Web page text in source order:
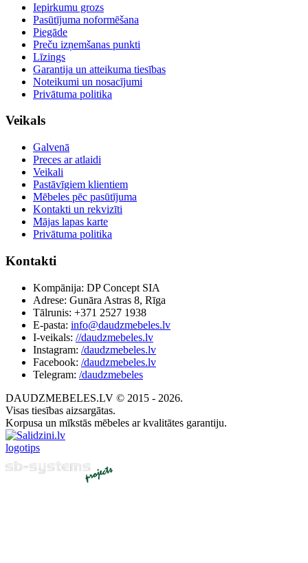
Iepirkumu grozs
Pasūtījuma noformēšana
Piegāde
Preču izņemšanas punkti
Līzings
Garantija un atteikuma tiesības
Noteikumi un nosacījumi
Privātuma politika
Veikals
Galvenā
Preces ar atlaidi
Veikali
Pastāvīgiem klientiem
Mēbeles pēc pasūtījuma
Kontakti un rekvizīti
Mājas lapas karte
Privātuma politika
Kontakti
Kompānija: DP Concept SIA
Adrese: Gunāra Astras 8, Rīga
Tālrunis: +371 2527 1938
E-pasta: info@daudzmebeles.lv
I-veikals: //daudzmebeles.lv
Instagram: /daudzmebeles.lv
Facebook: /daudzmebeles.lv
Telegram: /daudzmebeles
DAUDZMEBELES.LV © 2015 - 2026.
Visas tiesības aizsargātas.
Korpusa un mīkstās mēbeles ar kvalitātes garantiju.